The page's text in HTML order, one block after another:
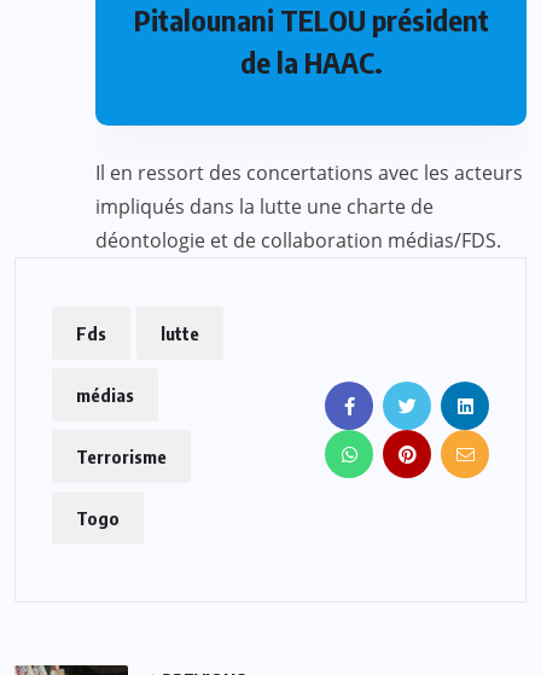
Pitalounani TELOU président
de la HAAC.
Il en ressort des concertations avec les acteurs
impliqués dans la lutte une charte de
déontologie et de collaboration médias/FDS.
Fds lutte
médias
Terrorisme
Togo